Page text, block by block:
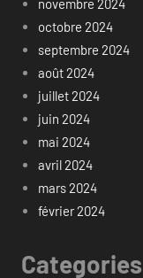
novembre 2024
octobre 2024
septembre 2024
août 2024
juillet 2024
juin 2024
mai 2024
avril 2024
mars 2024
février 2024
Categories